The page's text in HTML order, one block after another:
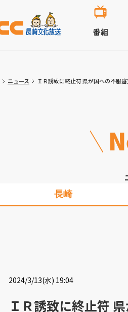
番組
ニュース ＩＲ誘致に終止符 県が国への不服
長崎
2024/3/13(水) 19:04
ＩＲ誘致に終止符